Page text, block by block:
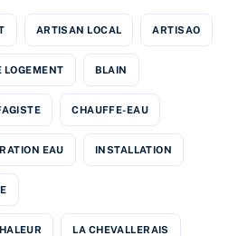
ARTISAN LOCAL ARTISAO
LOGEMENT BLAIN
CHAUFFE-EAU
EAU INSTALLATION
LA CHEVALLERAIS